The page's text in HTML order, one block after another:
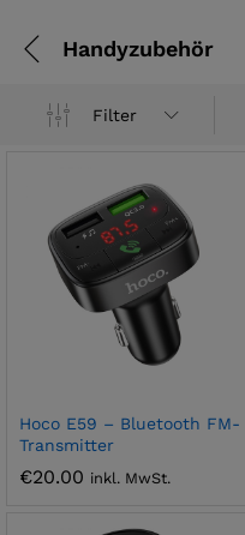
Handyzubehör
Filter
Hoco E59 – Bluetooth FM-
Transmitter
€20.00 inkl. MwSt.